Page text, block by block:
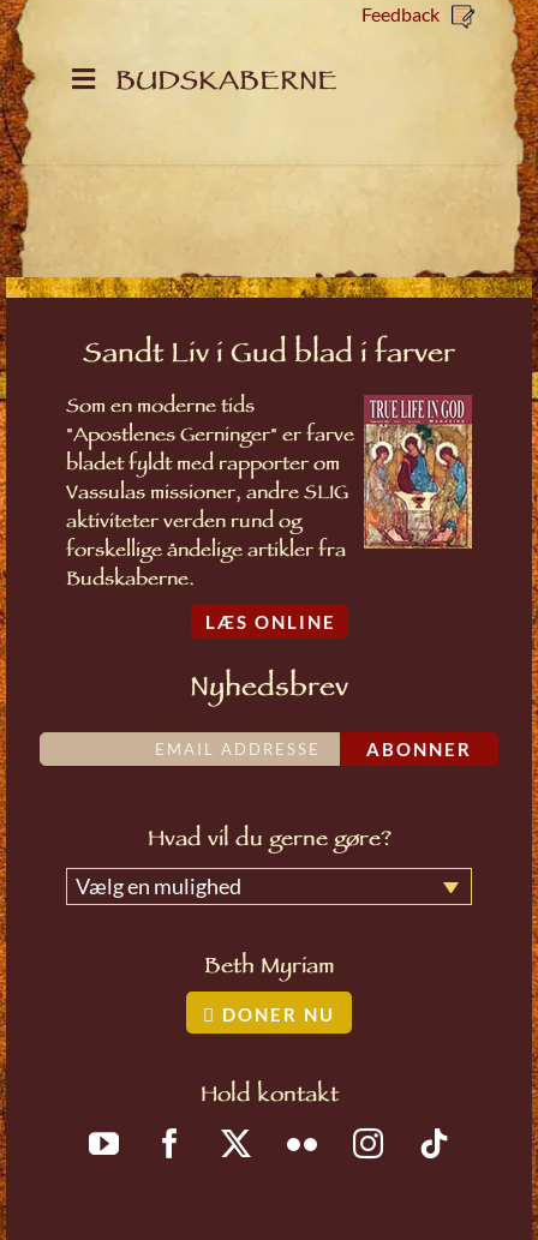
Feedback
BUDSKABERNE
Sandt Liv i Gud blad i farver
Som en moderne tids
"Apostlenes Gerninger" er farve
bladet fyldt med rapporter om
Vassulas missioner, andre SLIG
aktiviteter verden rund og
forskellige åndelige artikler fra
Budskaberne.
LÆS ONLINE
Nyhedsbrev
ABONNER
Hvad vil du gerne gøre?
Vælg en mulighed
Beth Myriam
DONER NU
Hold kontakt